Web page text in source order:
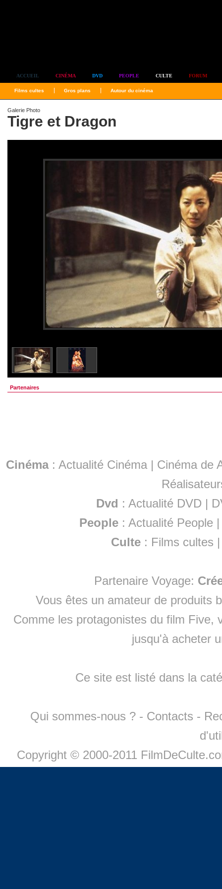
ACCUEIL CINÉMA DVD PEOPLE CULTE FORUM
Films cultes Gros plans Autour du cinéma
Galerie Photo
Tigre et Dragon
Partenaires
Cinéma: Actualité Cinéma | Cinéma de
Dvd : Actualité DVD |
People :Actualité People
Culte : Films cultes
Partenaire Voyage:
Vous êtes un amateur de produits
Comme les protagonistes du film Five,
jusqu'à acheter
Ce site est listé dans la
Qui sommes-nous ? - Contacts -
Copyright © 2000-2011